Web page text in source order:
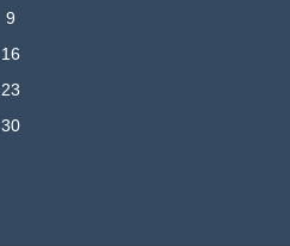
9
16
23
30